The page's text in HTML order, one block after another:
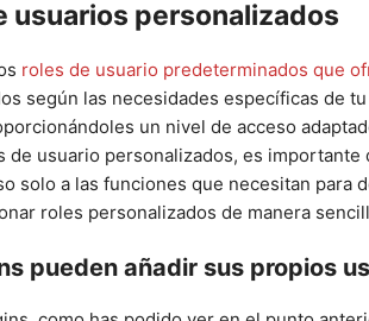
usuarios personalizados
roles de usuario predeterminados que
según las necesidades específicas de
un nivel de acceso
de usuario personalizados, es
solo a las funciones que necesitan para
roles personalizados de manera
pueden añadir sus propios